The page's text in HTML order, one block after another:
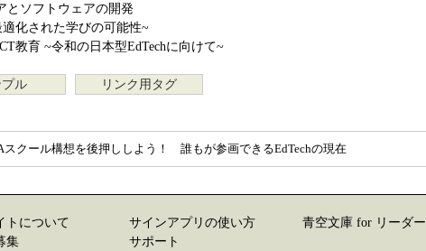
とソフトウェアの開発
適化された学びの可能性~
教育 ~令和の日本型EdTechに向けて~
ル リンク用タグ
スクール構想を後押ししよう！ 誰もが参画できるEdTechの現在
トについて
集
サインアプリの使い方
サポート
青空文庫 for リーダー